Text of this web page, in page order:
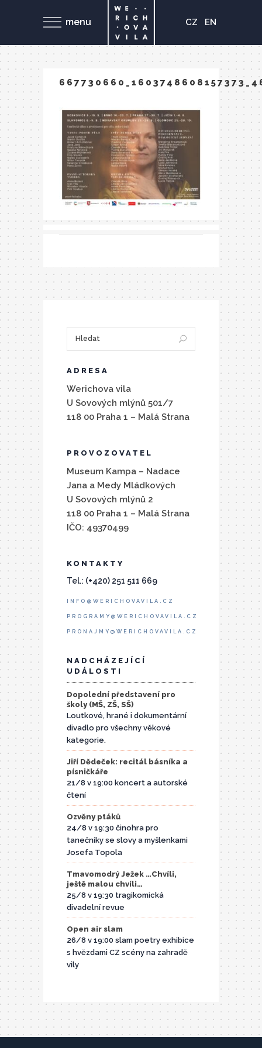
menu CZ EN
ADRESA
Werichova vila
U Sovových mlýnů 501/7
118 00 Praha 1 – Malá Strana
PROVOZOVATEL
Museum Kampa – Nadace
Jana a Medy Mládkových
U Sovových mlýnů 2
118 00 Praha 1 – Malá Strana
IČO: 49370499
KONTAKTY
Tel.: (+420) 251 511 669
INFO@WERICHOVAVILA.CZ
PROGRAMY@WERICHOVAVILA.CZ
PRONAJMY@WERICHOVAVILA.CZ
NADCHÁZEJÍCÍ
UDÁLOSTI
Dopolední představení pro
školy (MŠ, ZŠ, SŠ)
Loutkové, hrané i dokumentární
divadlo pro všechny věkové
kategorie.
Jiří Dědeček: recitál básníka a
písničkáře
21/8 v 19:00 koncert a autorské
čtení
Ozvěny ptáků
24/8 v 19:30 činohra pro
tanečníky se slovy a myšlenkami
Josefa Topola
Tmavomodrý Ježek …Chvíli,
ještě malou chvíli…
25/8 v 19:30 tragikomická
divadelní revue
Open air slam
26/8 v 19:00 slam poetry exhibice
s hvězdami CZ scény na zahradě
vily